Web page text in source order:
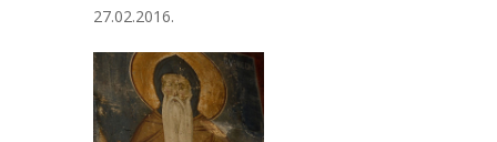
27.02.2016.